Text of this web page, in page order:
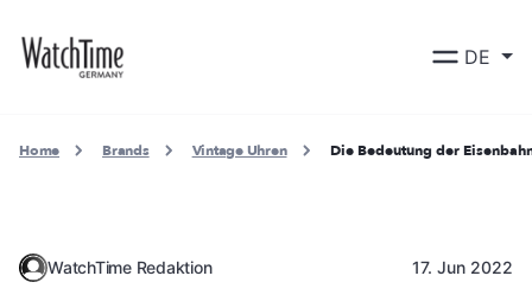
DE
Home Brands Vintage Uhren Die Bedeutung der
WatchTime Redaktion 17. Jun 2022